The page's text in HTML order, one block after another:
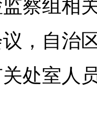
察组相
，自治
处室人